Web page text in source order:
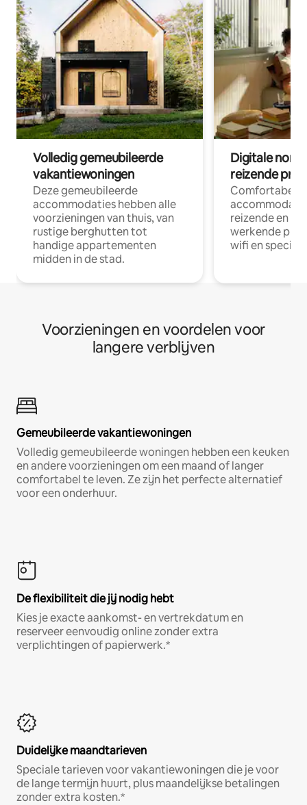
Volledig gemeubileerde
vakantiewoningen
Deze gemeubileerde
accommodaties hebben alle
voorzieningen van thuis, van
rustige berghutten tot
handige appartementen
midden in de stad.
Digitale
reizende
Comfortabele
reizende en
werkende
wifi en
Voorzieningen en voordelen voor
langere verblijven
Gemeubileerde vakantiewoningen
Volledig gemeubileerde woningen hebben een keuken
en andere voorzieningen om een maand of langer
comfortabel te leven. Ze zijn het perfecte alternatief
voor een onderhuur.
De flexibiliteit die jij nodig hebt
Kies je exacte aankomst- en vertrekdatum en
reserveer eenvoudig online zonder extra
verplichtingen of papierwerk.*
Duidelijke maandtarieven
Speciale tarieven voor vakantiewoningen die je voor
de lange termijn huurt, plus maandelijkse betalingen
zonder extra kosten.*